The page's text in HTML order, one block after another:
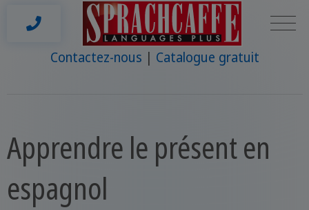
Contactez-nous Catalogue gratuit
Apprendre le présent en
espagnol